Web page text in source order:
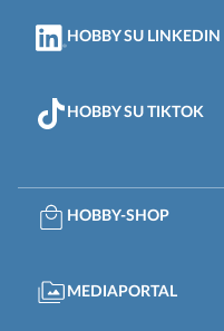
HOBBY SU LINKEDIN
HOBBY SU TIKTOK
HOBBY-SHOP
MEDIAPORTAL